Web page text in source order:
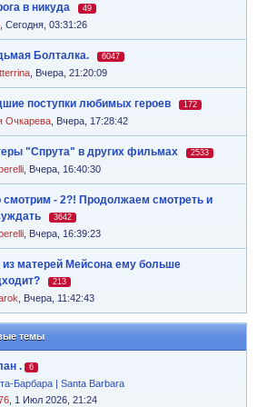
в никуда 49
Сегодня, 03:31:26
Болталка. 6047
Вчера, 21:20:09
поступки любимых героев 172
Очкарева Вчера, 17:28:42
"Спрута" в других фильмах 2533
Вчера, 16:40:30
смотрим - 2?! Продолжаем смотреть и
3642
Вчера, 16:39:23
из матерей Мейсона ему больше
213
Вчера, 11:42:43
темы
. 6
Барбара | Santa Barbara
, 1 Июл 2026, 21:24